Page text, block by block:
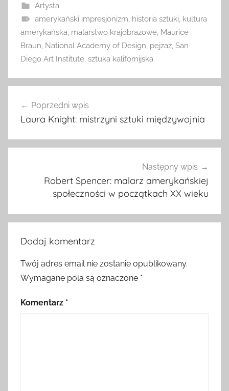
Artysta
amerykański impresjonizm historia sztuki kultura
amerykańska malarstwo krajobrazowe Maurice
Braun National Academy of Design pejzaż San
Diego Art Institute sztuka kalifornijska
wpisu
Poprzedni wpis
Laura Knight: mistrzyni sztuki międzywojnia
Następny wpis
Robert Spencer: malarz amerykańskiej
społeczności w początkach XX wieku
Dodaj komentarz
Twój adres email nie zostanie opublikowany.
Wymagane pola są oznaczone *
Komentarz *